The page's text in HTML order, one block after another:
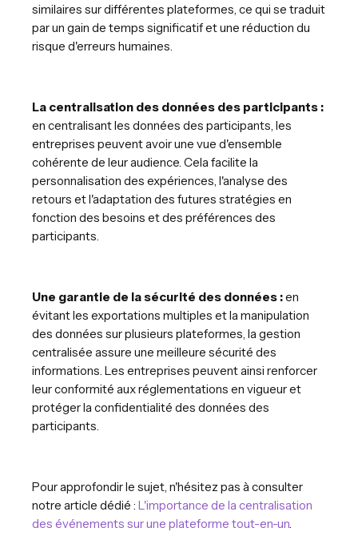
similaires sur différentes plateformes, ce qui se traduit
par un gain de temps significatif et une réduction du
risque d'erreurs humaines.
La centralisation des données des participants :
en centralisant les données des participants, les
entreprises peuvent avoir une vue d'ensemble
cohérente de leur audience. Cela facilite la
personnalisation des expériences, l'analyse des
retours et l'adaptation des futures stratégies en
fonction des besoins et des préférences des
participants.
Une garantie de la sécurité des données :en
évitant les exportations multiples et la manipulation
des données sur plusieurs plateformes, la gestion
centralisée assure une meilleure sécurité des
informations. Les entreprises peuvent ainsi renforcer
leur conformité aux réglementations en vigueur et
protéger la confidentialité des données des
participants.
Pour approfondir le sujet, n'hésitez pas à consulter
notre article dédié : L'importance de la centralisation
des événements sur une plateforme tout-en-un